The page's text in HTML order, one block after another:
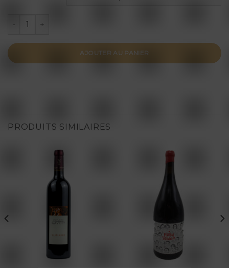
quantité de ContreTemps 2021
AJOUTER AU PANIER
PRODUITS SIMILAIRES